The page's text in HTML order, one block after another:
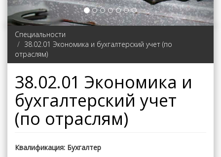
Специальности
38.02.01 Экономика и бухгалтерский учет (по
отраслям)
38.02.01 Экономика и
бухгалтерский учет
(по отраслям)
Квалификация: Бухгалтер